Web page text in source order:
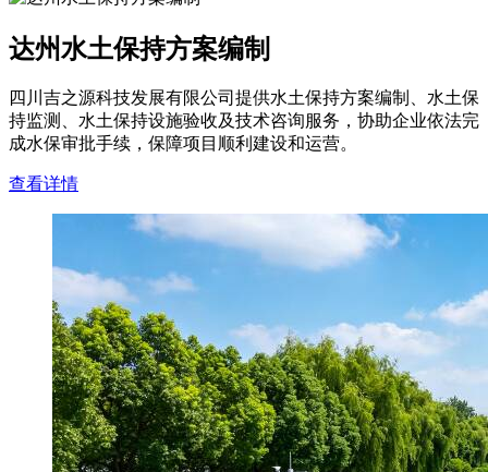
达州水土保持方案编制
四川吉之源科技发展有限公司提供水土保持方案编制、水土保
持监测、水土保持设施验收及技术咨询服务，协助企业依法完
成水保审批手续，保障项目顺利建设和运营。
查看详情